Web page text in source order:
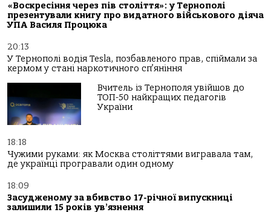
«Воскресіння через пів століття»: у Тернополі
презентували книгу про видатного військового діяча
УПА Василя Процюка
20:13
У Тернополі водія Tesla, позбавленого прав, спіймали за
кермом у стані наркотичного сп’яніння
Вчитель із Тернополя увійшов до
ТОП-50 найкращих педагогів
України
18:18
Чужими руками: як Москва століттями вигравала там,
де українці програвали один одному
18:09
Засудженому за вбивство 17-річної випускниці
залишили 15 років ув’язнення